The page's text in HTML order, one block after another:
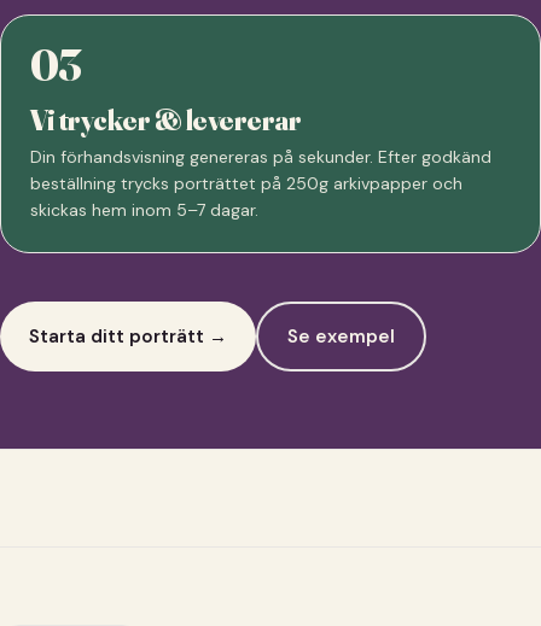
03
Vi trycker & levererar
Din förhandsvisning genereras på sekunder. Efter godkänd
beställning trycks porträttet på 250g arkivpapper och
skickas hem inom 5–7 dagar.
Starta ditt porträtt → Se exempel